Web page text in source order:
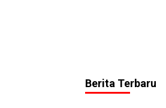
Berita Terbaru